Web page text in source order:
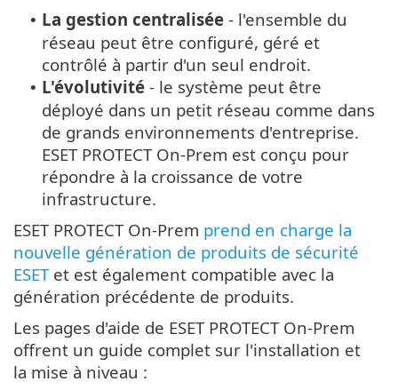
• La gestion centralisée - l'ensemble du
réseau peut être configuré, géré et
contrôlé à partir d'un seul endroit.
• L'évolutivité - le système peut être
déployé dans un petit réseau comme dans
de grands environnements d'entreprise.
ESET PROTECT On-Prem est conçu pour
répondre à la croissance de votre
infrastructure.
ESET PROTECT On-Prem prend en charge la
nouvelle génération de produits de sécurité
ESETet est également compatible avec la
génération précédente de produits.
Les pages d'aide de ESET PROTECT On-Prem
offrent un guide complet sur l'installation et
la mise à niveau :